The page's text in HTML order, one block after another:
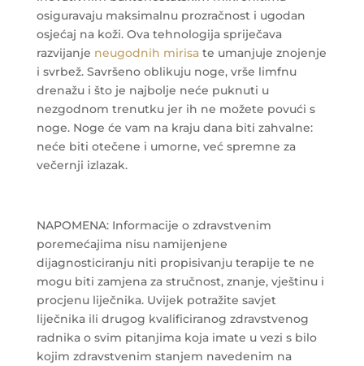
osiguravaju maksimalnu prozračnost i ugodan
osjećaj na koži.Ova tehnologija spriječava
razvijanje neugodnih mirisate umanjuje znojenje
i svrbež. Savršeno oblikuju noge, vrše limfnu
drenažui što je najbolje neće puknuti u
nezgodnom trenutku jer ih ne možete povući s
noge. Noge će vam na kraju dana biti zahvalne:
neće biti otečene i umorne, već spremne za
večernji izlazak.
NAPOMENA: Informacije o zdravstvenim
poremećajima nisu namijenjene
dijagnosticiranju niti propisivanju terapije te ne
mogu biti zamjena za stručnost, znanje, vještinu i
procjenu liječnika. Uvijek potražite savjet
liječnika ili drugog kvalificiranog zdravstvenog
radnika o svim pitanjima koja imate u vezi s bilo
kojim zdravstvenim stanjem navedenim na